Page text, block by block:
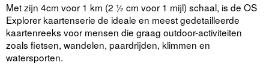
Met zijn 4cm voor 1 km (2 ½ cm voor 1 mijl) schaal, is de OS
Explorer kaartenserie de ideale en meest gedetailleerde
kaartenreeks voor mensen die graag outdoor-activiteiten
zoals fietsen, wandelen, paardrijden, klimmen en
watersporten.